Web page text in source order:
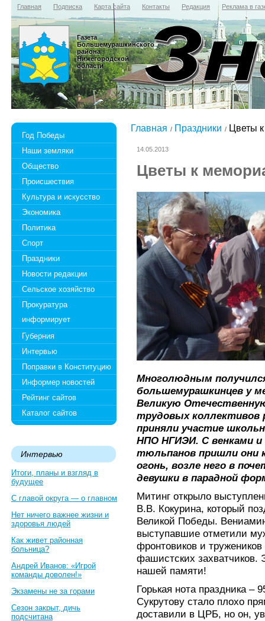
Главная Подписка Карта сайта Контакты Редакция Реклама в
Газета
Большемурашкинского
района
Нижегородской
области
Год Победы
Наши земляки
Общество
Происшествия
Культура и искусство
Экономика
Политика
Спорт
Праздники
Новости редакции
Сельское хозяйство
Прокуратура
информирует
Губерния
Интервью
Поправки в Конституцию
Информер новостей
Рейтинг сайтов
Каталог сайтов
Интервью
Итоги, планы и взгляд в
будущее
С главой округа — о главном
Нет ничего важнее жизни и
здоровья людей
Как живет районная
больница?
Андрей Иванов: «Игрой
команды доволен!»
Экзамены не за горами
Сезон закрыт, дичь
подсчитана
Главная Праздники Цветы
14.05.2013
Цветы к
Многолюдным
большемурашкинцев у
Великую
трудовых коллективов
приняли участие
НПО НГИЭИ. С венками и
тюльпанов пришли они
огонь, возле него в
девушки в парадной
Митинг открыло
В.В. Кокурина, который
Великой Победы.
выступавшие отметили
фронтовиков и
фашистских захватчиков.
нашей памяти!
Горькая нота праздника –
Сукрутову стало плохо
доставили в ЦРБ, но он,